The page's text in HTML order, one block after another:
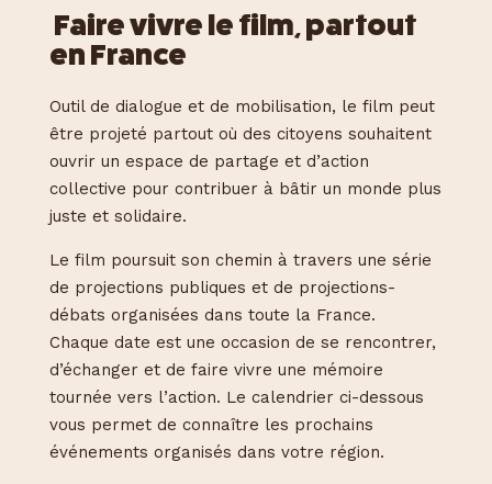
Faire vivre le film, partout
en France
Outil de dialogue et de mobilisation, le film peut
être projeté partout où des citoyens souhaitent
ouvrir un espace de partage et d’action
collective pour contribuer à bâtir un monde plus
juste et solidaire.
Le film poursuit son chemin à travers une série
de projections publiques et de projections-
débats organisées dans toute la France.
Chaque date est une occasion de se rencontrer,
d’échanger et de faire vivre une mémoire
tournée vers l’action. Le calendrier ci-dessous
vous permet de connaître les prochains
événements organisés dans votre région.